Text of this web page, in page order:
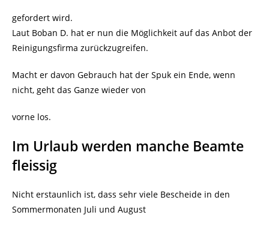
gefordert wird.
Laut Boban D. hat er nun die Möglichkeit auf das Anbot der
Reinigungsfirma zurückzugreifen.
Macht er davon Gebrauch hat der Spuk ein Ende, wenn
nicht, geht das Ganze wieder von
vorne los.
Im Urlaub werden manche Beamte
fleissig
Nicht erstaunlich ist, dass sehr viele Bescheide in den
Sommermonaten Juli und August